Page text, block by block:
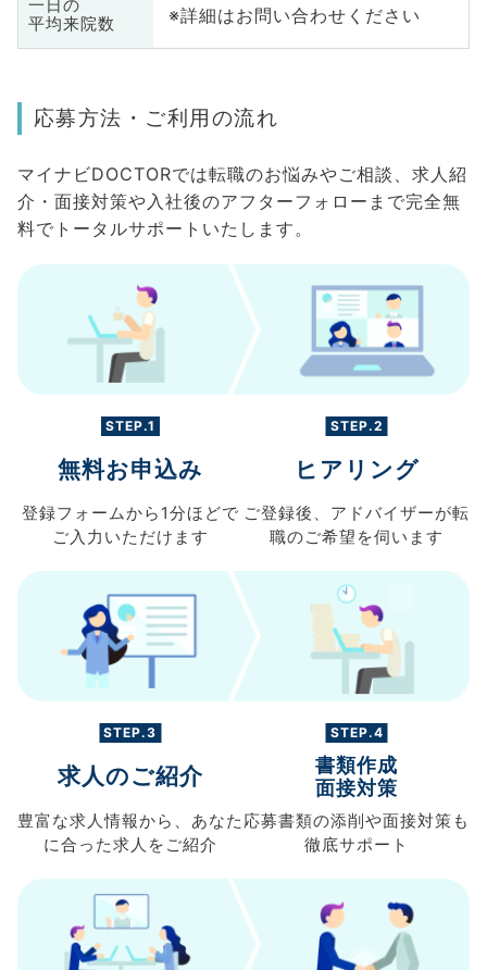
一日の
平均来院数
※詳細はお問い合わせください
応募方法・ご利用の流れ
マイナビDOCTORでは転職のお悩みやご相談、求人紹
介・面接対策や入社後のアフターフォローまで完全無
料でトータルサポートいたします。
STEP.1
無料お申込み
登録フォームから 1分ほどで
ご入力 いただけます
STEP.2
ヒアリング
ご登録後、 アドバイザーが転
職のご希望を伺います
STEP.3
求人のご紹介
豊富な求人情報から、 あなた
に合った求人を ご紹介
STEP.4
書類作成
面接対策
応募書類の添削や面接対策も
徹底サポート